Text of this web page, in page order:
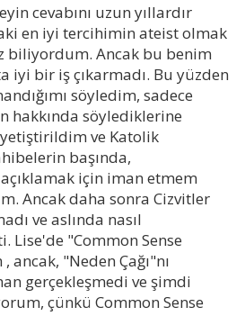
cevabını uzun yıllardır
en iyi tercihimin ateist olmak
biliyordum. Ancak bu benim
iyi bir iş çıkarmadı. Bu yüzden
söyledim, sadece
hakkında söylediklerine
ve Katolik
başında,
için iman etmem
Ancak daha sonra Cizvitler
ve aslında nasıl
Lise'de "Common Sense
"Neden Çağı"nı
gerçekleşmedi ve şimdi
çünkü Common Sense